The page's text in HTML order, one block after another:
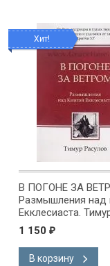
Хит!
В ПОГОНЕ ЗА
Размышления над
Екклесиаста.
Расулов
1 150 ₽
В корзину